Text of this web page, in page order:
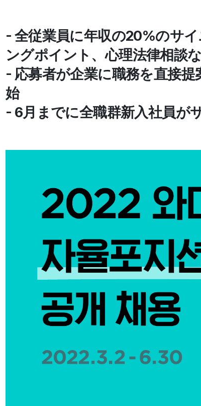
- 全従業員に年収の20%のサ
ングポイント、心理法律相談
- 応募者が企業に職務を直接提
始
- 6月までに全職群新入社員が